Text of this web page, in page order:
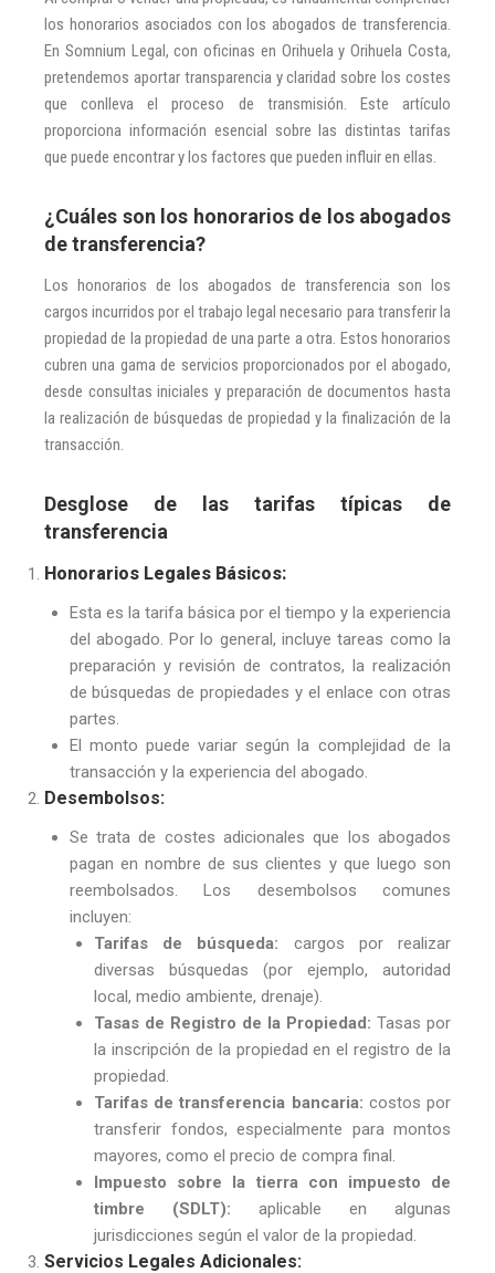
los honorarios asociados con los abogados de transferencia.
En Somnium Legal, con oficinas en Orihuela y Orihuela Costa,
pretendemos aportar transparencia y claridad sobre los costes
que conlleva el proceso de transmisión. Este artículo
proporciona información esencial sobre las distintas tarifas
que puede encontrar y los factores que pueden influir en ellas.
¿Cuáles son los honorarios de los abogados
de transferencia?
Los honorarios de los abogados de transferencia son los
cargos incurridos por el trabajo legal necesario para transferir la
propiedad de la propiedad de una parte a otra. Estos honorarios
cubren una gama de servicios proporcionados por el abogado,
desde consultas iniciales y preparación de documentos hasta
la realización de búsquedas de propiedad y la finalización de la
transacción.
Desglose de las tarifas típicas de
transferencia
Honorarios Legales Básicos:
Esta es la tarifa básica por el tiempo y la experiencia
del abogado. Por lo general, incluye tareas como la
preparación y revisión de contratos, la realización
de búsquedas de propiedades y el enlace con otras
partes.
El monto puede variar según la complejidad de la
transacción y la experiencia del abogado.
Desembolsos:
Se trata de costes adicionales que los abogados
pagan en nombre de sus clientes y que luego son
reembolsados. Los desembolsos comunes
incluyen:
Tarifas de búsqueda: cargos por realizar
diversas búsquedas (por ejemplo, autoridad
local, medio ambiente, drenaje).
Tasas de Registro de la Propiedad: Tasas por
la inscripción de la propiedad en el registro de la
propiedad.
Tarifas de transferencia bancaria: costos por
transferir fondos, especialmente para montos
mayores, como el precio de compra final.
Impuesto sobre la tierra con impuesto de
timbre (SDLT): aplicable en algunas
jurisdicciones según el valor de la propiedad.
Servicios Legales Adicionales: